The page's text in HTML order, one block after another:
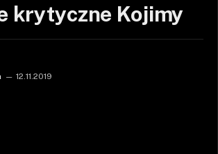
krytyczne Kojimy
12.11.2019